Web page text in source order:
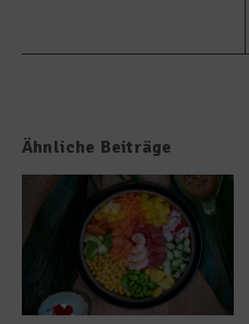
Ähnliche Beiträge